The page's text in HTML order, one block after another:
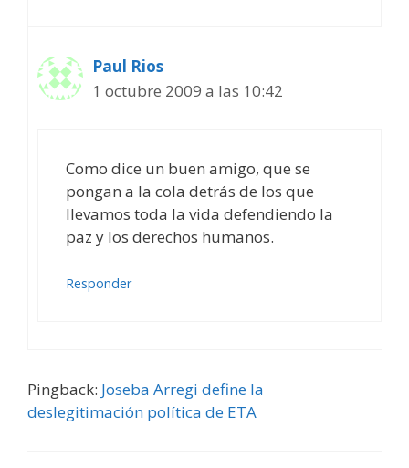
Paul Rios
1 octubre 2009 a las 10:42
Como dice un buen amigo, que se
pongan a la cola detrás de los que
llevamos toda la vida defendiendo la
paz y los derechos humanos.
Responder
Pingback: Joseba Arregi define la
deslegitimación política de ETA